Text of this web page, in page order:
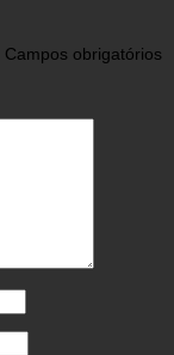
Campos obrigatórios